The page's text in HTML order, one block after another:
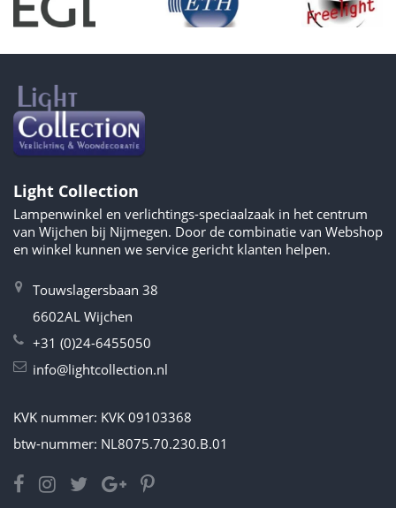
Light Collection
Lampenwinkel en verlichtings-speciaalzaak in het centrum
van Wijchen bij Nijmegen. Door de combinatie van Webshop
en winkel kunnen we service gericht klanten helpen.
Touwslagersbaan 38
6602AL Wijchen
+31 (0)24-6455050
info@lightcollection.nl
KVK nummer: KVK 09103368
btw-nummer: NL8075.70.230.B.01